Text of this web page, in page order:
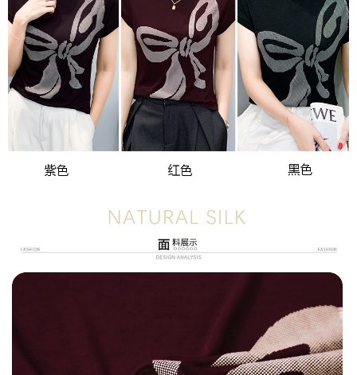
時審查核予不同之上限額度；若仍有額度不足之情形，本公司將視審查結果
請求用戶進行身份認證。
５．嚴禁一人註冊多個帳號或使用他人資訊註冊。若發現惡意使用之情形，
恩沛科技股份有限公司將有權停止該用戶之使用額度並採取法律行動。
離島-郵局寄送
每筆NT$90，滿NT$699(含以上)免運費
國家/地區配送 查看運費